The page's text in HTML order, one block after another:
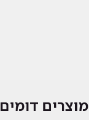
מוצרים דומים